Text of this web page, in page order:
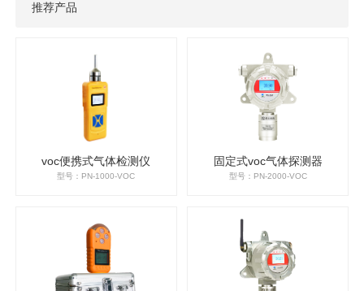
推荐产品
voc便携式气体检测仪
型号：PN-1000-VOC
固定式voc气体探测器
型号：PN-2000-VOC